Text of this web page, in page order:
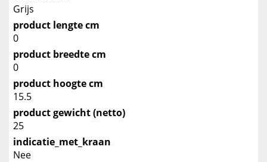
Grijs
product lengte cm
0
product breedte cm
0
product hoogte cm
15.5
product gewicht (netto)
25
indicatie_met_kraan
Nee